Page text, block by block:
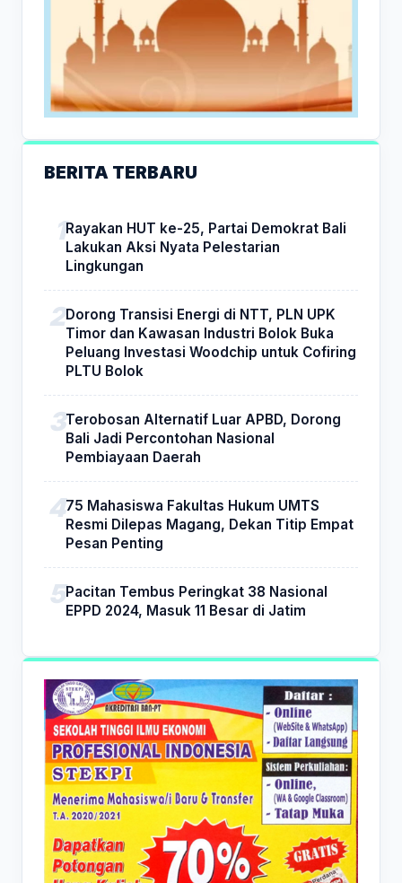
BERITA TERBARU
Rayakan HUT ke-25, Partai Demokrat Bali
Lakukan Aksi Nyata Pelestarian
Lingkungan
Dorong Transisi Energi di NTT, PLN UPK
Timor dan Kawasan Industri Bolok Buka
Peluang Investasi Woodchip untuk Cofiring
PLTU Bolok
Terobosan Alternatif Luar APBD, Dorong
Bali Jadi Percontohan Nasional
Pembiayaan Daerah
75 Mahasiswa Fakultas Hukum UMTS
Resmi Dilepas Magang, Dekan Titip Empat
Pesan Penting
Pacitan Tembus Peringkat 38 Nasional
EPPD 2024, Masuk 11 Besar di Jatim